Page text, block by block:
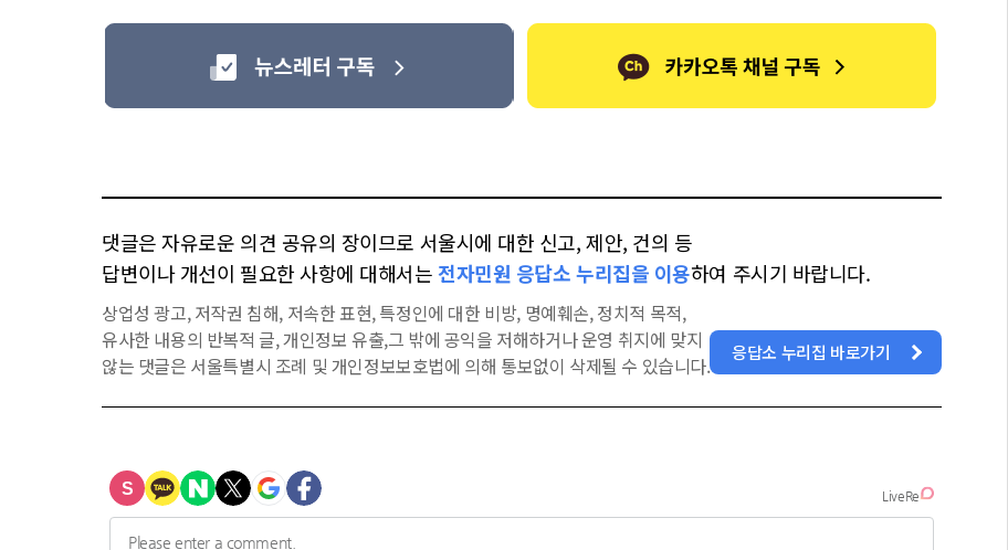
댓글은 자유로운 의견 공유의 장이므로 서울시에 대한 신고, 제안, 건의 등
답변이나 개선이 필요한 사항에 대해서는 전자민원 응답소 누리집을 이용하여 주시기 바랍니다.
상업성 광고, 저작권 침해, 저속한 표현, 특정인에 대한 비방, 명예훼손, 정치적 목적,
유사한 내용의 반복적 글, 개인정보 유출,그 밖에 공익을 저해하거나 운영 취지에 맞지
않는 댓글은 서울특별시 조례 및 개인정보보호법에 의해 통보없이 삭제될 수 있습니다.
응답소 누리집 바로가기